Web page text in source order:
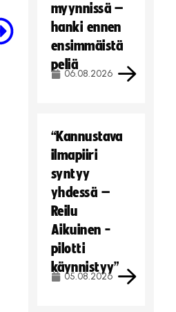
myynnissä –
hanki ennen
ensimmäistä
peliä
06.08.2026
“Kannustava
ilmapiiri
syntyy
yhdessä –
Reilu
Aikuinen -
pilotti
käynnistyy”
05.08.2026